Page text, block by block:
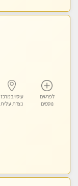
לפרטים
נוספים
עיסוי במרכז
נצרת עילית